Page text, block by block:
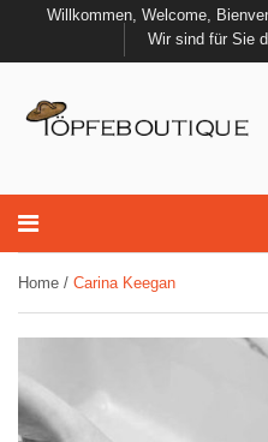
Willkommen, Welcome,
Wir sind für Sie
Home / Carina Keegan